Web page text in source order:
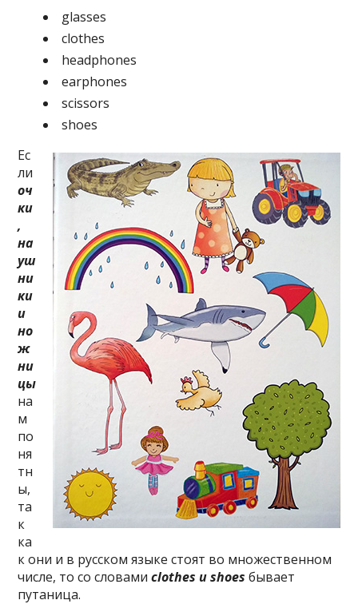
glasses
clothes
headphones
earphones
scissors
shoes
Ес
ли
оч
ки
,
на
уш
ни
ки
и
но
ж
ни
цы
на
м
по
ня
тн
ы,
та
к
ка
к они и в русском языке стоят во множественном
числе, то со словамиclothes и shoes бывает
путаница.